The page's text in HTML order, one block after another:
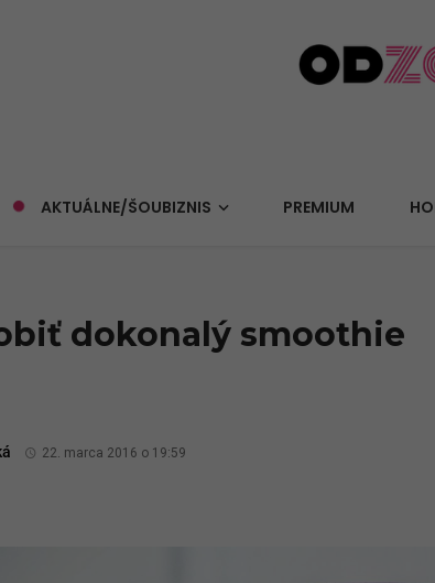
AKTUÁLNE/ŠOUBIZNIS PREMIUM
dokonalý smoothie
22. marca 2016 o 19:59